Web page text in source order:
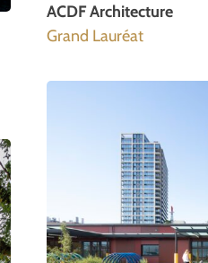
ACDF Architecture
Grand Lauréat